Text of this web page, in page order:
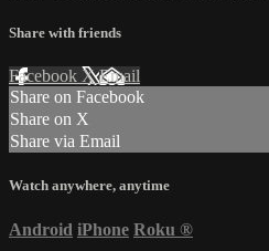
Share with friends
Facebook XEmail
Share on Facebook
Share on X
Share via Email
Watch anywhere, anytime
Android iPhone Roku ®